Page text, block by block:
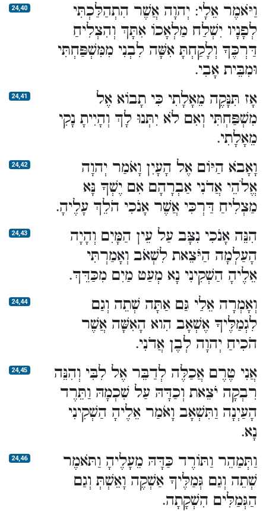
24,40
וַיֹּאמֶר אֵלָי: יְהוָה אֲשֶׁר הִתְהַלַּכְתִּי
לְפָנָיו יִשְׁלַח מַלְאָכוֹ אִתָּךְ וְהִצְלִיחַ
דַּרְכֶּךָ וְלָקַחְתָּ אִשָּׁה לִבְנִי מִמִּשְׁפַּחְתִּי
וּמִבֵּית אָבִי.
24,41
אָז תִּנָּקֶה מֵאָלָתִי כִּי תָבוֹא אֶל
מִשְׁפַּחְתִּי וְאִם לֹא יִתְּנוּ לָךְ וְהָיִיתָ נָקִי
מֵאָלָתִי.
24,42
וָאָבֹא הַיּוֹם אֶל הָעָיִן וָאֹמַר יְהוָה
אֱלֹהֵי אֲדֹנִי אַבְרָהָם אִם יֶשְׁךָ נָּא
מַצְלִיחַ דַּרְכִּי אֲשֶׁר אָנֹכִי הֹלֵךְ עָלֶיהָ.
24,43
הִנֵּה אָנֹכִי נִצָּב עַל עֵין הַמָּיִם וְהָיָה
הָעַלְמָה הַיֹּצֵאת לִשְׁאֹב וְאָמַרְתִּי
אֵלֶיהָ הַשְׁקִינִי נָא מְעַט מַיִם מִכַּדֵּךְ.
24,44
וְאָמְרָה אֵלַי גַּם אַתָּה שְׁתֵה וְגַם
לִגְמַלֶּיךָ אֶשְׁאָב הִוא הָאִשָּׁה אֲשֶׁר
הֹכִיחַ יְהוָה לְבֶן אֲדֹנִי.
24,45
אֲנִי טֶרֶם אֲכַלֶּה לְדַבֵּר אֶל לִבִּי וְהִנֵּה
רִבְקָה יֹצֵאת וְכַדָּהּ עַל שִׁכְמָהּ וַתֵּרֶד
הָעַיְנָה וַתִּשְׁאָב וָאֹמַר אֵלֶיהָ הַשְׁקִינִי
נָא.
24,46
וַתְּמַהֵר וַתּוֹרֶד כַּדָּהּ מֵעָלֶיהָ וַתֹּאמֶר
שְׁתֵה וְגַם גְּמַלֶּיךָ אַשְׁקֶה וָאֵשְׁתְּ וְגַם
הַגְּמַלִּים הִשְׁקָתָה.